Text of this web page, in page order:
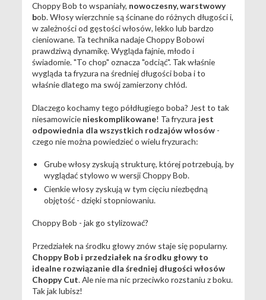
Choppy Bob to wspaniały, nowoczesny, warstwowy
bob. Włosy wierzchnie są ścinane do różnych długości i,
w zależności od gęstości włosów, lekko lub bardzo
cieniowane. Ta technika nadaje Choppy Bobowi
prawdziwą dynamikę. Wygląda fajnie, młodo i
świadomie. "To chop" oznacza "odciąć". Tak właśnie
wygląda ta fryzura na średniej długości boba i to
właśnie dlatego ma swój zamierzony chłód.
Dlaczego kochamy tego półdługiego boba? Jest to tak
niesamowicie nieskomplikowane! Ta fryzura jest
odpowiednia dla wszystkich rodzajów włosów-
czego nie można powiedzieć o wielu fryzurach:
Grube włosy zyskują strukturę, której potrzebują, by
wyglądać stylowo w wersji Choppy Bob.
Cienkie włosy zyskują w tym cięciu niezbędną
objętość - dzięki stopniowaniu.
Choppy Bob - jak go stylizować?
Przedziałek na środku głowy znów staje się popularny.
Choppy Bob i przedziałek na środku głowy to
idealne rozwiązanie dla średniej długości włosów
Choppy Cut. Ale nie ma nic przeciwko rozstaniu z boku.
Tak jak lubisz!